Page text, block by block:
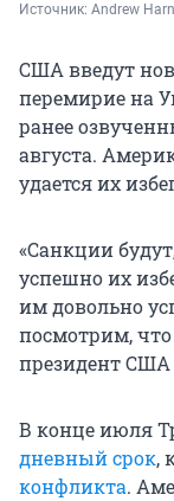
Источник: Andrew
США введут
перемирие на
ранее
августа.
удается их
«Санкции
успешно их
им довольно
посмотрим, что
президент
В конце июля
дневный срок,
конфликта.